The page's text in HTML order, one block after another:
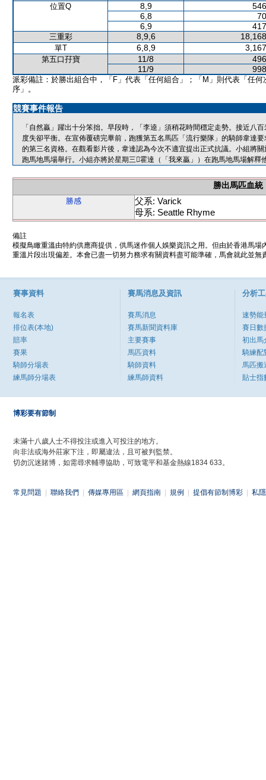
位置Q 8,9
6,8
6,9
三重彩 8,9,6
單T 6,8,9
第五口孖寶 11/8
11/9
派彩備註：於勝出組合中，「F」代表「任何組合」；「M」則代表「任何
序」。
競賽事件報告
「自然贏」躍出十分笨拙。早段時，「李逵」須稍花時間穩定走勢。接近八
度失卻平衡。在宣佈覆磅完畢前，跑獲第五名馬匹「流行樂隊」的騎師韋達
的第三名資格。在觀看影片後，韋達認為今次不適宜提出正式抗議。小組將
跑馬地馬場舉行。小組亦將於星期三霍達（「我來贏」）在跑馬地馬場解
勝出馬匹血統
勝感
父系: Varick
母系: Seattle Rhyme
備註
模擬鳥瞰重溫由特約供應商提供，供馬迷作個人娛樂資訊之用。但由於香港馬
重溫片段出現偏差。本會已盡一切努力務求有關資料盡可能準確，馬會就此並
賽事資料
報名表
排位表(本地)
賠率
賽果
騎師分場表
練馬師分場表
賽馬消息及資訊
賽馬消息
賽馬新聞資料庫
主要賽事
馬匹資料
騎師資料
練馬師資料
分析
速勢能
賽日數
初出馬
騎練配
馬匹搬
貼士指
博彩要有節制
未滿十八歲人士不得投注或進入可投注的地方。
向非法或海外莊家下注，即屬違法，且可被判監禁。
切勿沉迷賭博，如需尋求輔導協助，可致電平和基金熱線1834 633。
常見問題 聯絡我們 傳媒專用區 網頁指南 規例 提倡有節制博彩 私